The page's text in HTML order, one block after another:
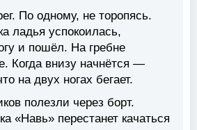
По одному, не торопясь.
ладья успокоилась,
и пошёл. На гребне
Когда внизу начнётся —
на двух ногах бегает.
полезли через борт.
«Навь» перестанет качаться